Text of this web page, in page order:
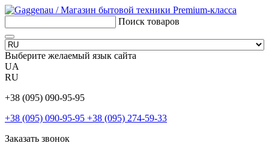
Поиск товаров
Выберите желаемый язык сайта
UA
RU
+38 (095) 090-95-95
+38 (095) 090-95-95 +38 (095) 274-59-33
Заказать звонок